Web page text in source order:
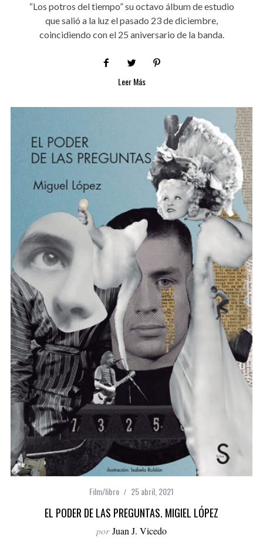
“Los potros del tiempo” su octavo álbum de estudio
que salió a la luz el pasado 23 de diciembre,
coincidiendo con el 25 aniversario de la banda.
Leer Más
Film/libro 25 abril, 2021
EL PODER DE LAS PREGUNTAS. MIGIEL LÓPEZ
por Juan J. Vicedo